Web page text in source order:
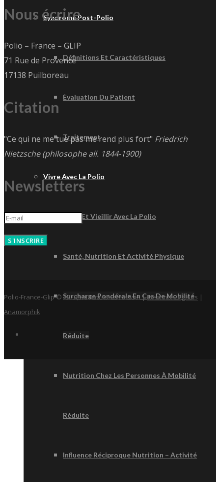
Syndrome Post-Polio
Définitions Et Caractéristiques
Évaluation Du Patient
Traitement
Vivre Avec La Polio
Vivre Et Vieillir Avec La Polio
Santé, Nutrition Et Activité Physique
Surcharge Pondérale En Cas De Mobilité
Réduite
Nutrition Chez Les Personnes À Mobilité
Réduite
Influence Réciproque Nutrition – Activité
Nous écrire
Polio – France – GLIP
71 Rue de Provence
17138 Puilboreau
Citation
"Ce qui ne me tue pas me rend plus fort" Friedrich
Nietzsche (philosophe all. 1844-1900)
Newsletters
S'INSCRIRE
Polio-France-Glip © 2020, tous droits réservés |Mentions légales |
Anamorphik